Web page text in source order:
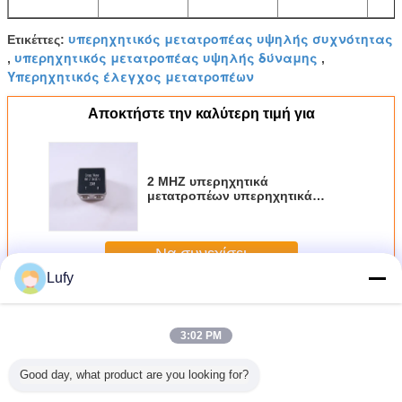
Ετικέττες: υπερηχητικός μετατροπέας υψηλής συχνότητας
, υπερηχητικός μετατροπέας υψηλής δύναμης ,
Υπερηχητικός έλεγχος μετατροπέων
Αποκτήστε την καλύτερη τιμή για
2 MHZ υπερηχητικά
μετατροπέων υπερηχητικά
Να συνεχίσει
ΠερισσότεροιΥπερηχητικού μετατροπέα
Lufy
3:02 PM
Good day, what product are you looking for?